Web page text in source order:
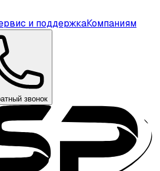
и поддержкаКомпаниям
звонок